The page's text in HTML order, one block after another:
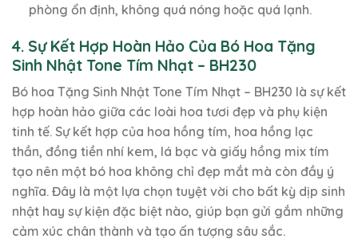
phòng ổn định, không quá nóng hoặc quá lạnh.
4. Sự Kết Hợp Hoàn Hảo Của Bó Hoa Tặng
Sinh Nhật Tone Tím Nhạt – BH230
Bó hoa Tặng Sinh Nhật Tone Tím Nhạt – BH230 là sự kết
hợp hoàn hảo giữa các loài hoa tươi đẹp và phụ kiện
tinh tế. Sự kết hợp của hoa hồng tím, hoa hồng lạc
thần, đồng tiền nhí kem, lá bạc và giấy hồng mix tím
tạo nên một bó hoa không chỉ đẹp mắt mà còn đầy ý
nghĩa. Đây là một lựa chọn tuyệt vời cho bất kỳ dịp sinh
nhật hay sự kiện đặc biệt nào, giúp bạn gửi gắm những
cảm xúc chân thành và tạo ấn tượng sâu sắc.